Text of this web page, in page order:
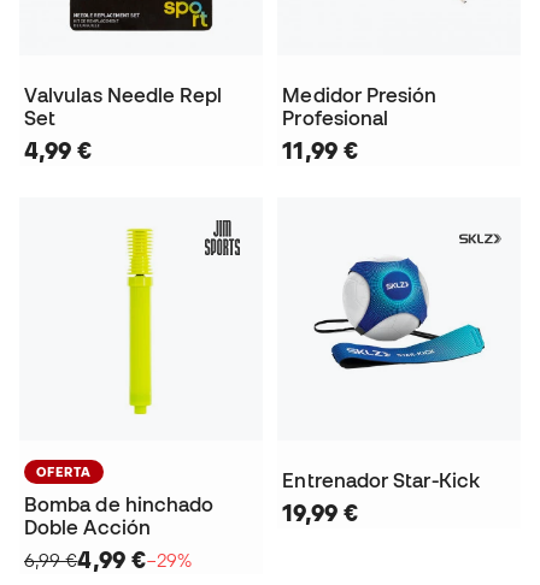
Valvulas Needle Repl
Set
4,99 €
Medidor Presión
Profesional
11,99 €
OFERTA
Bomba de hinchado
Doble Acción
6,99 €4,99 €−29%
Entrenador Star-Kick
19,99 €